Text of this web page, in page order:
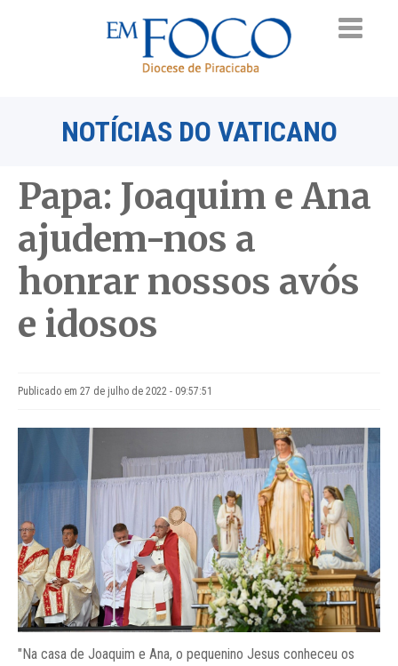
NOTÍCIAS DO VATICANO
Papa: Joaquim e Ana
ajudem-nos a
honrar nossos avós
e idosos
Publicado em 27 de julho de 2022 - 09:57:51
"Na casa de Joaquim e Ana, o pequenino Jesus conheceu os